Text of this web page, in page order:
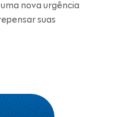
nova urgência
suas